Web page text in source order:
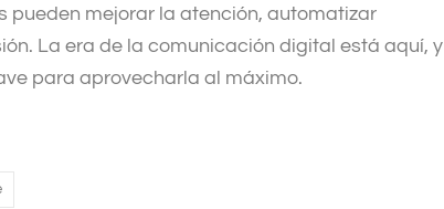
pueden mejorar la atención, automatizar
La era de la comunicación digital está aquí, y
para aprovecharla al máximo.